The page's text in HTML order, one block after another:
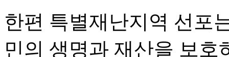
한편 특별재난지역 선포
민의 생명과 재산을 보